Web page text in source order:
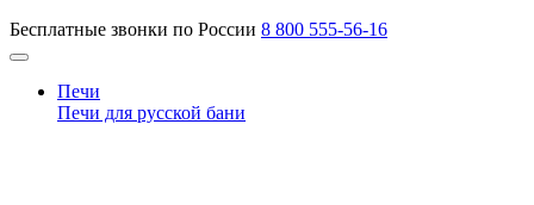
Бесплатные звонки по России 8 800 555-56-16
Печи
Печи для русской бани